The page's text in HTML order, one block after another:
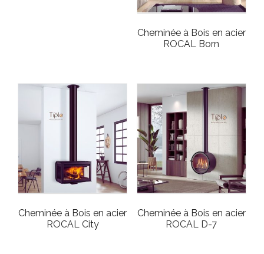
Cheminée à Bois en acier
ROCAL Born
Cheminée à Bois en acier
ROCAL City
Cheminée à Bois en acier
ROCAL D-7